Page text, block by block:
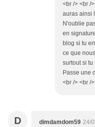
<br /> <br /
auras ainsi
N'oublie
en
blog si tu
ce que
surtout si tu
Passe une
<br /> <br /
D dimdamdom59 24/